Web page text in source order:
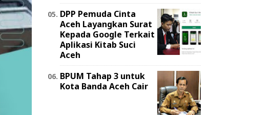
DPP Pemuda Cinta
Aceh Layangkan Surat
Kepada Google Terkait
Aplikasi Kitab Suci
Aceh
BPUM Tahap 3 untuk
Kota Banda Aceh Cair